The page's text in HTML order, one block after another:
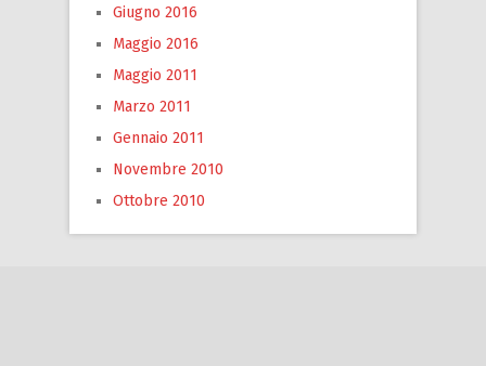
Giugno 2016
Maggio 2016
Maggio 2011
Marzo 2011
Gennaio 2011
Novembre 2010
Ottobre 2010